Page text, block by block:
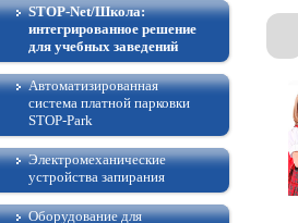
STOP-Net/Школа:
интегрированное решение
для учебных заведений
Автоматизированная
система платной парковки
STOP-Park
Электромеханические
устройства запирания
Оборудование для